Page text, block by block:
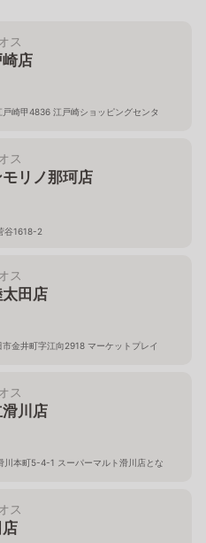
ス
店
崎甲4836 江戸崎ショッピングセンタ
ス
リノ那珂店
谷1618-2
ス
田店
金井町字江向2918 マーケットプレイ
ス
滑川店
川本町5-4-1 スーパーマルト滑川店とな
ス